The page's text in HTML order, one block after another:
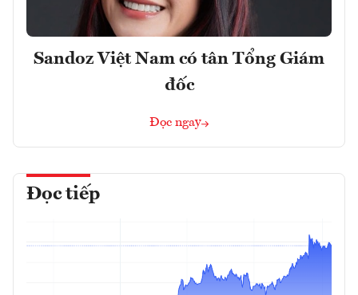
Sandoz Việt Nam có tân Tổng Giám
đốc
Đọc ngay
Đọc tiếp